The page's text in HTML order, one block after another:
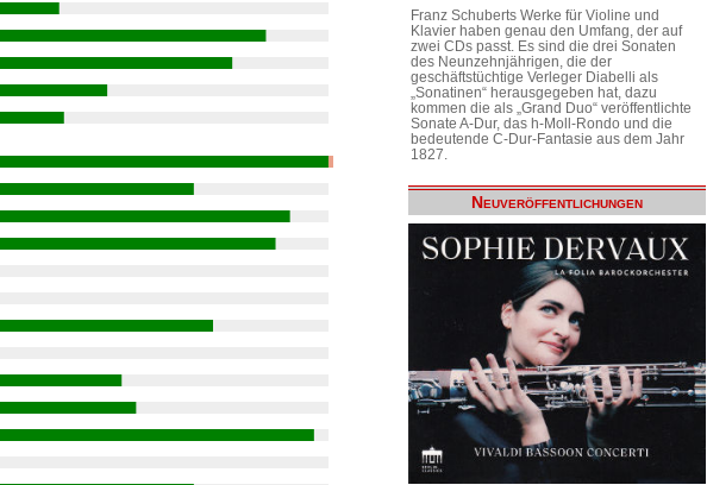
Franz Schuberts Werke für Violine und
Klavier haben genau den Umfang, der auf
zwei CDs passt. Es sind die drei Sonaten
des Neunzehnjährigen, die der
geschäftstüchtige Verleger Diabelli als
„Sonatinen“ herausgegeben hat, dazu
kommen die als „Grand Duo“ veröffentlichte
Sonate A-Dur, das h-Moll-Rondo und die
bedeutende C-Dur-Fantasie aus dem Jahr
1827.
Neuveröffentlichungen